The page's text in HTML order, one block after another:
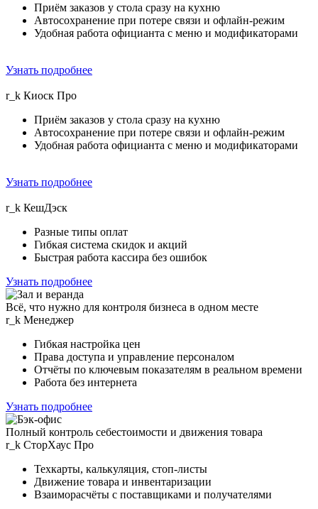
Приём заказов у стола сразу на кухню
Автосохранение при потере связи и офлайн-режим
Удобная работа официанта с меню и модификаторами
Узнать подробнее
r_k Киоск Прo
Приём заказов у стола сразу на кухню
Автосохранение при потере связи и офлайн-режим
Удобная работа официанта с меню и модификаторами
Узнать подробнее
r_ k КешДэск
Разные типы оплат
Гибкая система скидок и акций
Быстрая работа кассира без ошибок
Узнать подробнее
Всё, что нужно для контроля бизнеса в одном месте
r_k Менеджер
Гибкая настройка цен
Права доступа и управление персоналом
Отчёты по ключевым показателям в реальном времени
Работа без интернета
Узнать подробнее
Полный контроль себестоимости и движения товара
r_k СторХаус Прo
Техкарты, калькуляция, стоп-листы
Движение товара и инвентаризации
Взаиморасчёты с поставщиками и получателями